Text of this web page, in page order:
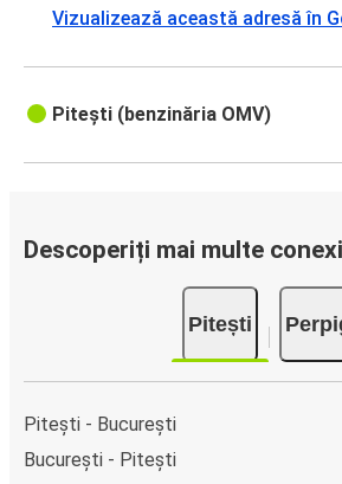
Vizualizează această adresă în
Pitești (benzinăria OMV)
Descoperiți mai multe
Pitești
Pitești - București
București - Pitești